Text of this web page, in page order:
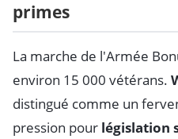
primes
La marche de l'Armée
environ 15 000 vétérans.
distingué comme un
pression pour législation